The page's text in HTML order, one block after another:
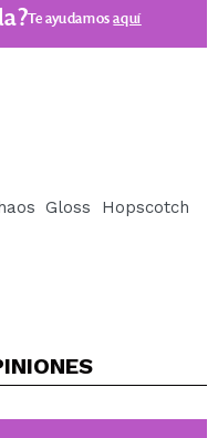
Te ayudamosaquí
Gloss Hopscotch
intenso, confort
luminoso que
desliza fácilmente,